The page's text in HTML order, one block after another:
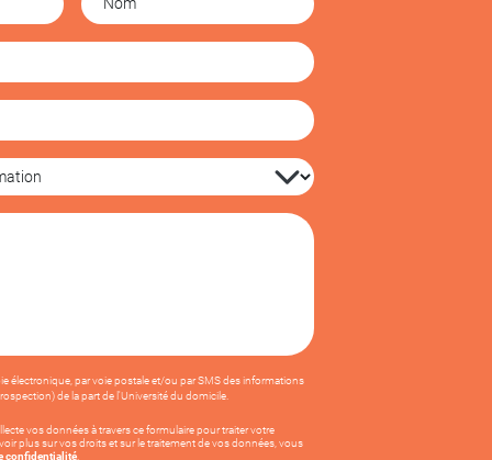
électronique, par voie postale et/ou par SMS des informations
de la part de l'Université du domicile.
vos données à travers ce formulaire pour traiter votre
plus sur vos droits et sur le traitement de vos données, vous
confidentialité